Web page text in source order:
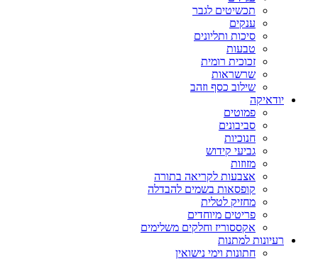
תכשיטים לגבר
ענקים
סיכות ותליונים
טבעות
זכוכית רומית
שרשראות
שילוב כסף וזהב
יודאיקה
פמוטים
סביבונים
חנוכיות
גביעי קידוש
מזוזות
אצבעות לקריאה בתורה
קופסאות בשמים להבדלה
מחזיק לטלית
פריטים מיוחדים
אקססוריז וחלקים משלימים
רעיונות למתנות
חתונות וימי נישואין